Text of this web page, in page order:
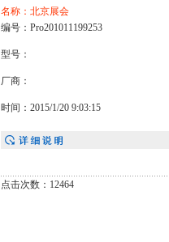
名称：北京展会
编号：Pro201011199253
型号：
厂商：
时间：2015/1/20 9:03:15
点击次数：12464